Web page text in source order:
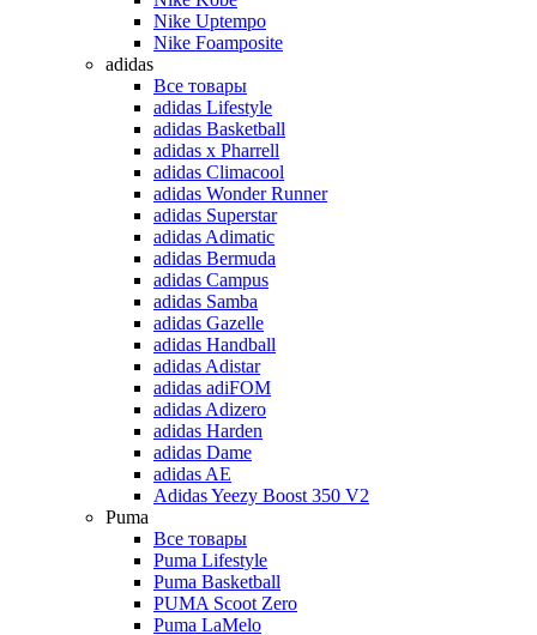
Nike Uptempo
Nike Foamposite
adidas
Все товары
adidas Lifestyle
adidas Basketball
adidas x Pharrell
adidas Climacool
adidas Wonder Runner
adidas Superstar
adidas Adimatic
adidas Bermuda
adidas Campus
adidas Samba
adidas Gazelle
adidas Handball
adidas Adistar
adidas adiFOM
adidas Adizero
adidas Harden
adidas Dame
adidas AE
Adidas Yeezy Boost 350 V2
Puma
Все товары
Puma Lifestyle
Puma Basketball
PUMA Scoot Zero
Puma LaMelo